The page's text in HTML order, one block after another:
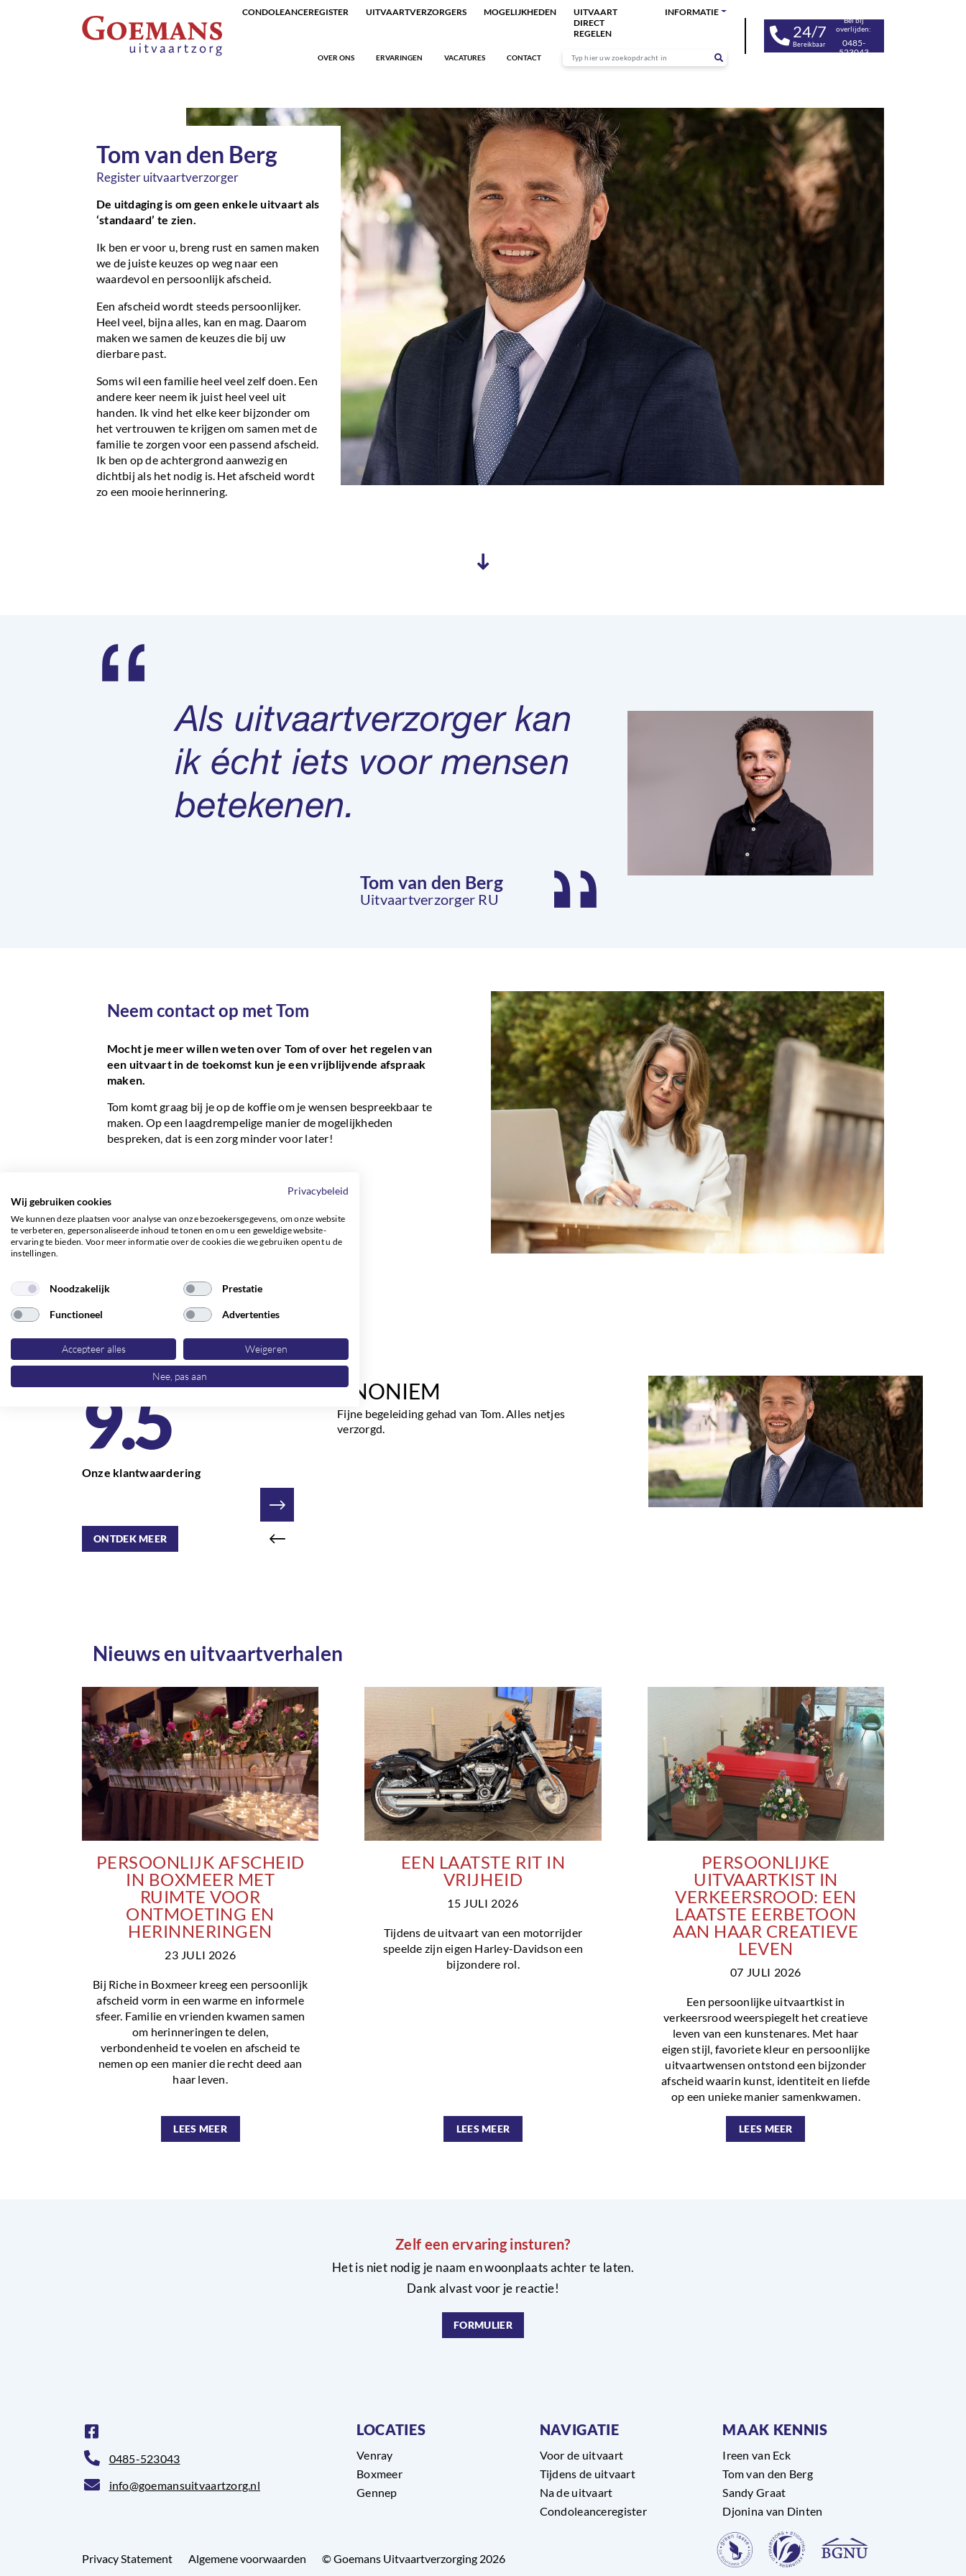
CONDOLEANCEREGISTER UITVAARTVERZORGERS MOGELIJKHEDEN
UITVAART
DIRECT
REGELEN
INFORMATIE
OVER ONS ERVARINGEN VACATURES CONTACT
24/7
Bereikbaar
Bel bij
overlijden:
0485-
523043
Tom van den Berg
Register uitvaartverzorger
De uitdaging is om geen enkele uitvaart als
‘standaard’ te zien.
Ik ben er voor u, breng rust en samen maken
we de juiste keuzes op weg naar een
waardevol en persoonlijk afscheid.
Een afscheid wordt steeds persoonlijker.
Heel veel, bijna alles, kan en mag. Daarom
maken we samen de keuzes die bij uw
dierbare past.
Soms wil een familie heel veel zelf doen. Een
andere keer neem ik juist heel veel uit
handen. Ik vind het elke keer bijzonder om
het vertrouwen te krijgen om samen met de
familie te zorgen voor een passend afscheid.
Ik ben op de achtergrond aanwezig en
dichtbij als het nodig is. Het afscheid wordt
zo een mooie herinnering.
Als uitvaartverzorger kan
ik écht iets voor mensen
betekenen.
Tom van den Berg
Uitvaartverzorger RU
Neem contact op met Tom
Mocht je meer willen weten over Tom of over het regelen van
een uitvaart in de toekomst kun je een vrijblijvende afspraak
maken.
Tom komt graag bij je op de koffie om je wensen bespreekbaar te
maken. Op een laagdrempelige manier de mogelijkheden
bespreken, dat is een zorg minder voor later!
ERVARINGEN
9.5
Onze klantwaardering
ONTDEK MEER
ANONIEM
Fijne begeleiding gehad van Tom. Alles netjes
verzorgd.
Nieuws en uitvaartverhalen
PERSOONLIJK AFSCHEID
IN BOXMEER MET
RUIMTE VOOR
ONTMOETING EN
HERINNERINGEN
23 JULI 2026
Bij Riche in Boxmeer kreeg een persoonlijk
afscheid vorm in een warme en informele
sfeer. Familie en vrienden kwamen samen
om herinneringen te delen,
verbondenheid te voelen en afscheid te
nemen op een manier die recht deed aan
haar leven.
LEES MEER
EEN LAATSTE RIT IN
VRIJHEID
15 JULI 2026
Tijdens de uitvaart van een motorrijder
speelde zijn eigen Harley-Davidson een
bijzondere rol.
LEES MEER
PERSOONLIJKE
UITVAARTKIST IN
VERKEERSROOD: EEN
LAATSTE EERBETOON
AAN HAAR CREATIEVE
LEVEN
07 JULI 2026
Een persoonlijke uitvaartkist in
verkeersrood weerspiegelt het creatieve
leven van een kunstenares. Met haar
eigen stijl, favoriete kleur en persoonlijke
uitvaartwensen ontstond een bijzonder
afscheid waarin kunst, identiteit en liefde
op een unieke manier samenkwamen.
LEES MEER
Zelf een ervaring insturen?
Het is niet nodig je naam en woonplaats achter te laten.
Dank alvast voor je reactie!
FORMULIER
0485-523043
info@goemansuitvaartzorg.nl
LOCATIES
Venray
Boxmeer
Gennep
NAVIGATIE
Voor de uitvaart
Tijdens de uitvaart
Na de uitvaart
Condoleanceregister
MAAK KENNIS
Ireen van Eck
Tom van den Berg
Sandy Graat
Djonina van Dinten
Privacy Statement Algemene voorwaarden © Goemans Uitvaartverzorging 2026
Privacybeleid
Wij gebruiken cookies
We kunnen deze plaatsen voor analyse van onze bezoekersgegevens, om onze website
te verbeteren, gepersonaliseerde inhoud te tonen en om u een geweldige website-
ervaring te bieden. Voor meer informatie over de cookies die we gebruiken opent u de
instellingen.
Noodzakelijk Prestatie
Functioneel Advertenties
Accepteer alles Weigeren
Nee, pas aan